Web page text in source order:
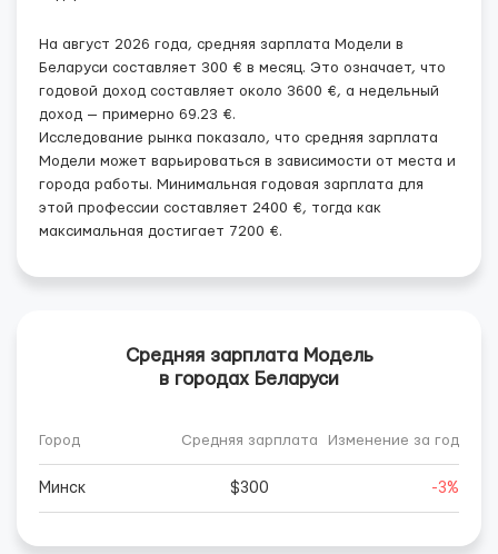
На август 2026 года, средняя зарплата Модели в
Беларуси составляет 300 € в месяц. Это означает, что
годовой доход составляет около 3600 €, а недельный
доход — примерно 69.23 €.
Исследование рынка показало, что средняя зарплата
Модели может варьироваться в зависимости от места и
города работы. Минимальная годовая зарплата для
этой профессии составляет 2400 €, тогда как
максимальная достигает 7200 €.
Средняя зарплата Модель
в городах Беларуси
Город Средняя зарплата Изменение за год
Минск $300 -3%